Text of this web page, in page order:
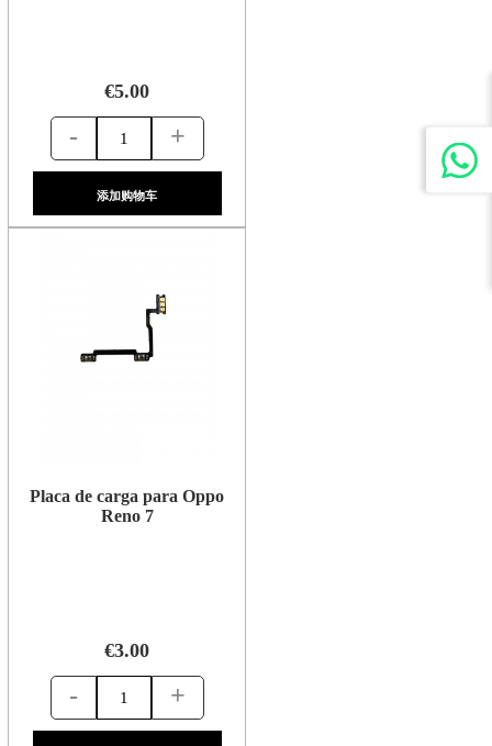
€5.00
- +
添加购物车
Placa de carga para Oppo
Reno 7
€3.00
- +